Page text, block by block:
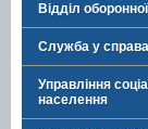
Відділ
Служба у
Управління
населення